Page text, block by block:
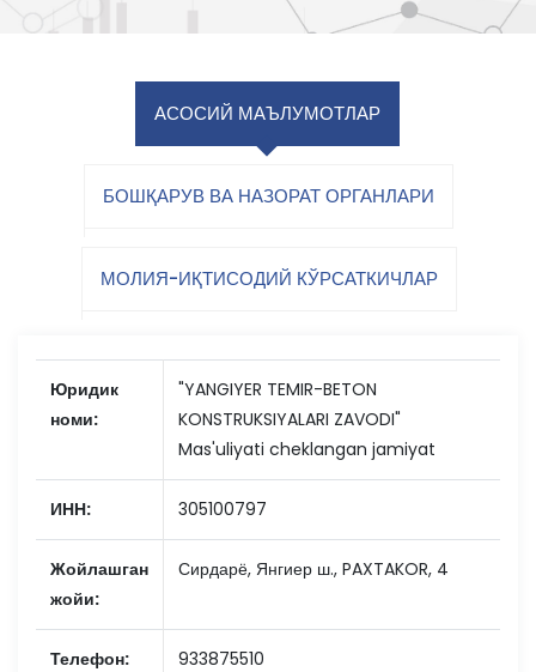
АСОСИЙ МАЪЛУМОТЛАР
БОШҚАРУВ ВА НАЗОРАТ ОРГАНЛАРИ
МОЛИЯ-ИҚТИСОДИЙ КЎРСАТКИЧЛАР
Юридик
номи:
"YANGIYER TEMIR-BETON
KONSTRUKSIYALARI ZAVODI"
Mas'uliyati cheklangan jamiyat
ИНН: 305100797
Жойлашган
жойи:
Сирдарё, Янгиер ш., PAXTAKOR, 4
Телефон: 933875510